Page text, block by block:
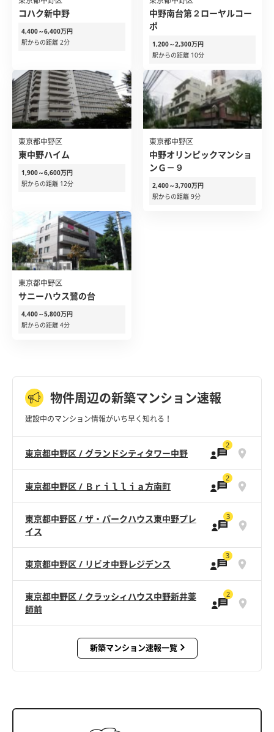
コハク新中野
4,400～6,400万円
駅からの距離 2分
中野南台第２ローヤルコー
ポ
1,200～2,300万円
駅からの距離 10分
東京都中野区
東中野ハイム
1,900～6,600万円
駅からの距離 12分
東京都中野区
中野オリンピックマンショ
ンＧ－９
2,400～3,700万円
駅からの距離 9分
東京都中野区
サニーハウス鷺の台
4,400～5,800万円
駅からの距離 4分
物件周辺の新築マンション速報
建設中のマンション情報がいち早く知れる！
東京都中野区 / グランドシティタワー中野
2
東京都中野区 / Ｂｒｉｌｌｉａ方南町
2
東京都中野区 / ザ・パークハウス東中野プレ
イス
3
東京都中野区 / リビオ中野レジデンス
3
東京都中野区 / クラッシィハウス中野新井薬
師前
2
新築マンション速報一覧